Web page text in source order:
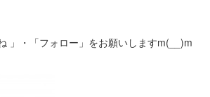
」・「フォロー」をお願いしますm(__)m